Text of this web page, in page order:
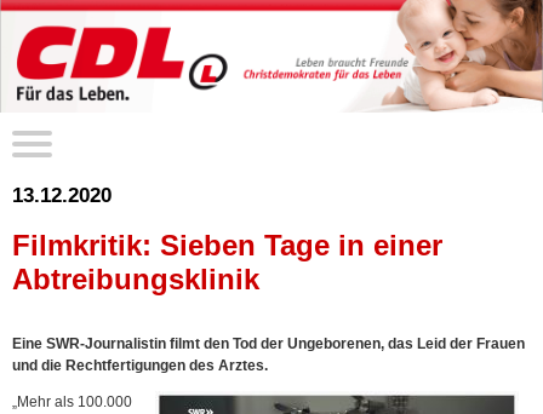
13.12.2020
Filmkritik: Sieben Tage in einer
Abtreibungsklinik
Eine SWR-Journalistin filmt den Tod der Ungeborenen, das Leid der Frauen
und die Rechtfertigungen des Arztes.
„Mehr als 100.000